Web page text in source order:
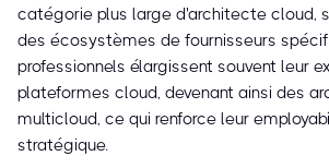
catégorie plus large d'architecte cloud,
des écosystèmes de fournisseurs
professionnels élargissent souvent leur
plateformes cloud, devenant ainsi des
multicloud, ce qui renforce leur
stratégique.